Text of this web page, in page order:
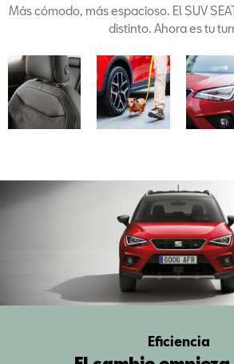
Más cómodo, más espacioso. El SUV
distinto. Ahora es tu
Eficiencia